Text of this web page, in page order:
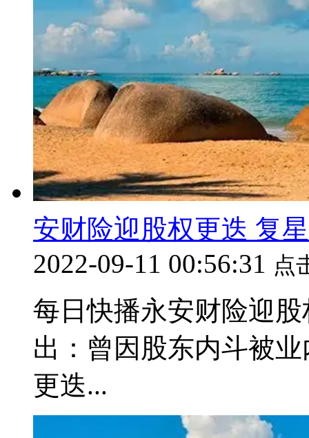
安财险迎股权更迭 复
2022-09-11 00:56:31 点
每日快播永安财险迎
出：曾因股东内斗被
更迭...